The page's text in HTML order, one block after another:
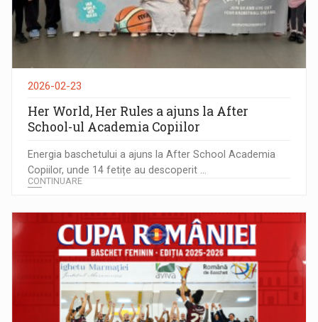
2026-02-23
Her World, Her Rules a ajuns la After
School-ul Academia Copiilor
Energia baschetului a ajuns la After School Academia
Copiilor, unde 14 fetițe au descoperit ...
CONTINUARE